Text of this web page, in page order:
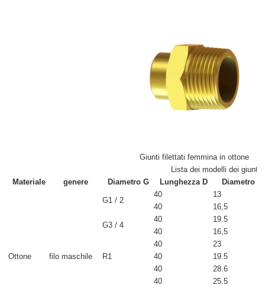
Giunti filettati femmina in ottone
Lista dei modelli dei giunti
Materiale
genere Diametro G Lunghezza D Diametro
Ottone filo maschile
G1 / 2
40
13
40
16,5
G3 / 4
40
19.5
40
16,5
R1
40
23
40
19.5
40
28.6
40
25.5